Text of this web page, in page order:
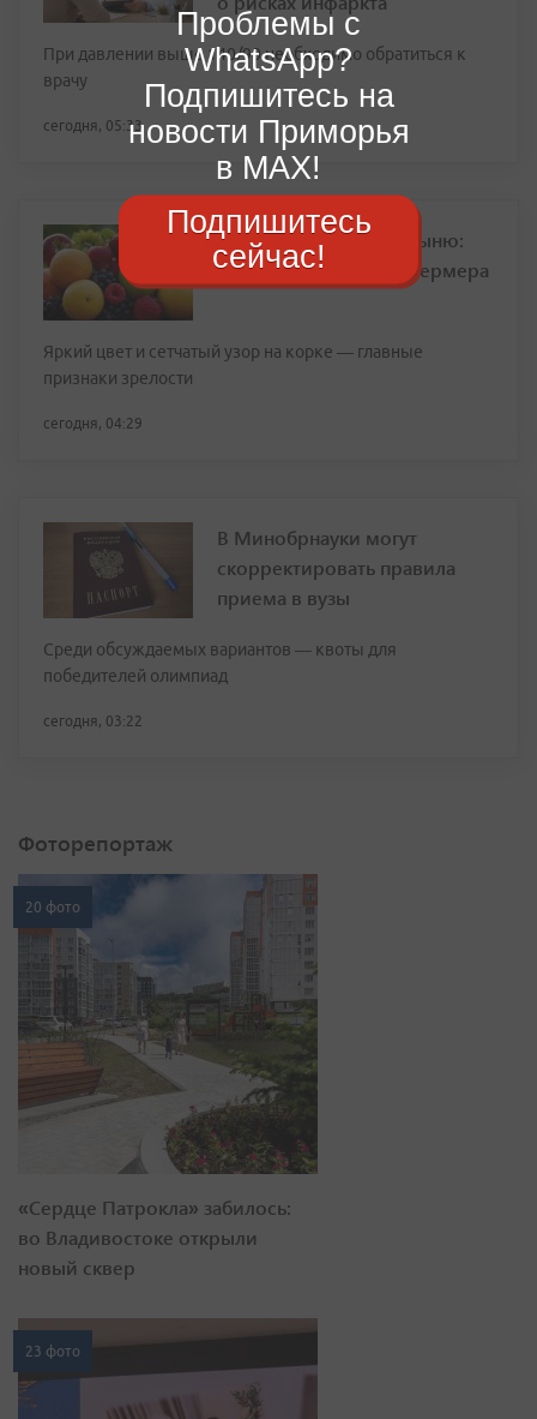
При давлении выше 140/90 необходимо обратиться к
врачу
сегодня, 05:33
Как выбрать спелую дыню:
простые правила от фермера
Яркий цвет и сетчатый узор на корке — главные
признаки зрелости
сегодня, 04:29
В Минобрнауки могут
скорректировать правила
приема в вузы
Среди обсуждаемых вариантов — квоты для
победителей олимпиад
сегодня, 03:22
Фоторепортаж
20 фото
«Сердце Патрокла» забилось:
во Владивостоке открыли
новый сквер
23 фото
Проблемы с
WhatsApp?
Подпишитесь на
новости Приморья
в MAX!
Подпишитесь
сейчас!